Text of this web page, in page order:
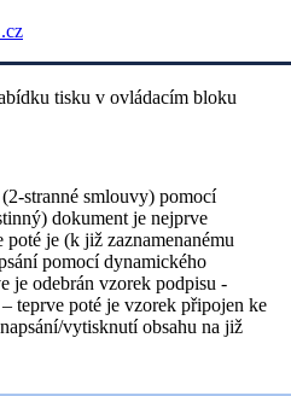
stranné smlouvy) pomocí
dokument je nejprve
je (k již zaznamenanému
pomocí dynamického
je odebrán vzorek podpisu -
teprve poté je vzorek připojen ke
vytisknutí obsahu na již